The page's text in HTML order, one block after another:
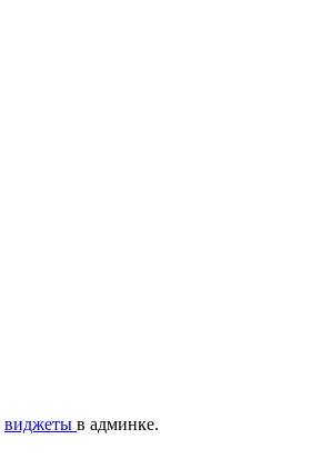
виджеты в админке.